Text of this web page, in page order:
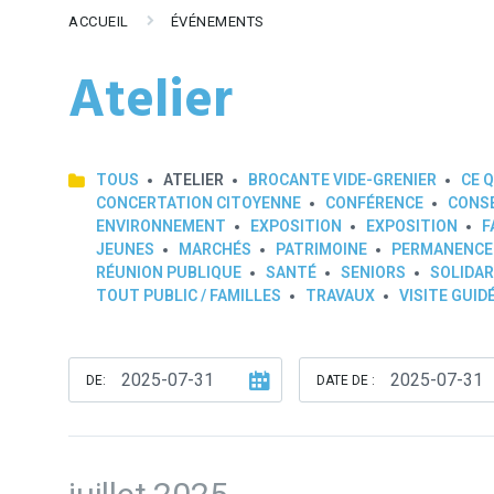
ACCUEIL ÉVÉNEMENTS
Atelier
TOUS ATELIER BROCANTE VIDE-GRENIER CE
CONCERTATION CITOYENNE
CONFÉRENCE
ENVIRONNEMENT
EXPOSITION EXPOSITION
JEUNES
MARCHÉS PATRIMOINE
RÉUNION PUBLIQUE
SANTÉ SENIORS
TOUT PUBLIC / FAMILLES
TRAVAUX VISITE
DE: DATE DE :